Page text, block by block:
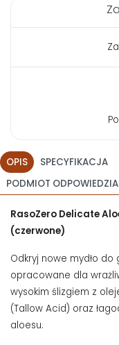
OPIS SPECYFIKACJA
PODMIOT
RasoZero Delicate
(czerwone)
Odkryj nowe mydło
opracowane dla
wysokim ślizgiem z
(Tallow Acid) oraz
aloesu.